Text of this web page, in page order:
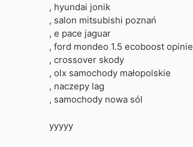
, hyundai jonik
, salon mitsubishi poznań
, e pace jaguar
, ford mondeo 1.5 ecoboost opinie
, crossover skody
, olx samochody małopolskie
, naczepy lag
, samochody nowa sól
yyyyy